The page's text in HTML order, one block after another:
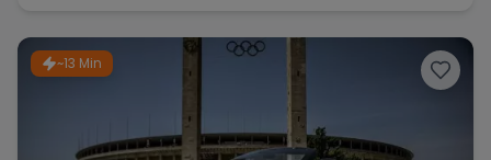
~13 Min